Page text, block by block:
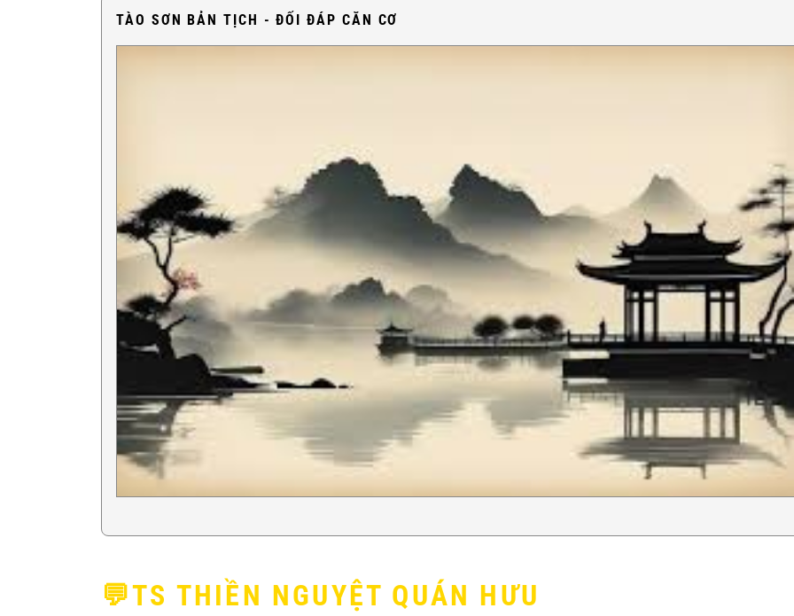
TÀO SƠN BẢN TỊCH - ĐỐI ĐÁP CĂN CƠ
💬TS THIỀN NGUYỆT QUÁN HƯU